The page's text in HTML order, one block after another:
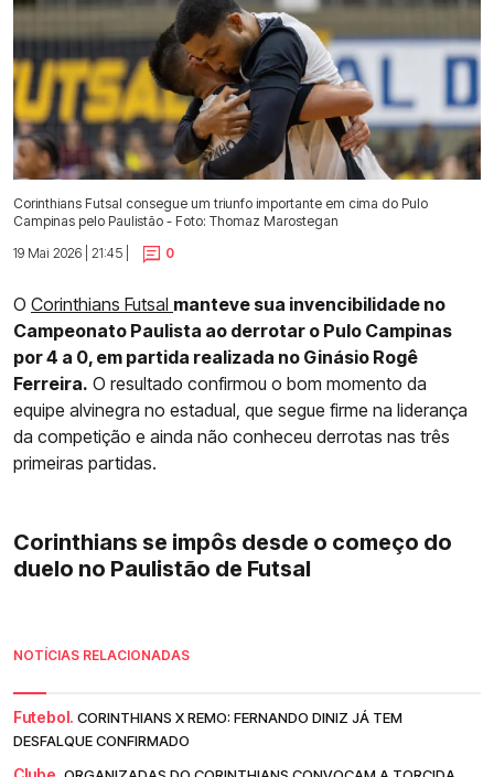
Corinthians Futsal consegue um triunfo importante em cima do Pulo
Campinas pelo Paulistão - Foto: Thomaz Marostegan
19 Mai 2026 | 21:45 |
0
O Corinthians Futsal manteve sua invencibilidade no
Campeonato Paulista ao derrotar o Pulo Campinas
por 4 a 0, em partida realizada no Ginásio Rogê
Ferreira. O resultado confirmou o bom momento da
equipe alvinegra no estadual, que segue firme na liderança
da competição e ainda não conheceu derrotas nas três
primeiras partidas.
Corinthians se impôs desde o começo do
duelo no Paulistão de Futsal
NOTÍCIAS RELACIONADAS
Futebol. CORINTHIANS X REMO: FERNANDO DINIZ JÁ TEM
DESFALQUE CONFIRMADO